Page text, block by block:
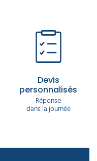
Devis
personnalisés
Réponse
dans la journée